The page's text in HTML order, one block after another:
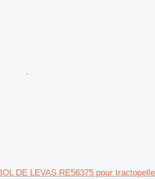
DE LEVAS RE56375 pour tractopelle